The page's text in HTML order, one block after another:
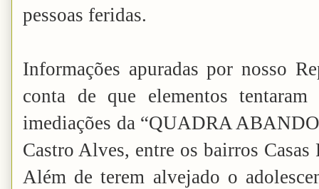
pessoas feridas.
Informações apuradas por nosso
conta de que elementos
imediações da “QUADRA
Castro Alves, entre os bairros
Além de terem alvejado o